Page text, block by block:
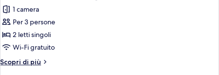
le
foto
per
Camera
Deluxe,
2
1 camera
Per 3 persone
2 letti singoli
Wi-Fi gratuito
Scopri di più
Altri